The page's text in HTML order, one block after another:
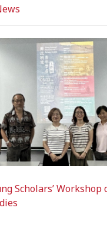
Scholars’ Workshop